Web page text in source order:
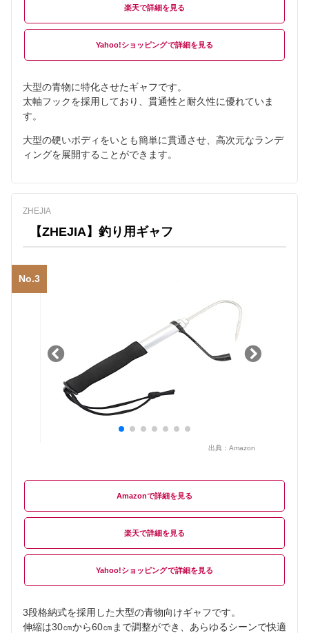
楽天
Yahoo!ショッピング
大型の青物に特化させたギャフです。
太軸フックを採用しており、貫通性と耐久性に優れていま
す。
大型の硬いボディをいとも簡単に貫通させ、高次元なランデ
ィングを展開することができます。
ZHEJIA
【ZHEJIA】釣り用ギャフ
No.3
出典： Amazon
Amazon
楽天
Yahoo!ショッピング
3段格納式を採用した大型の青物向けギャフです。
伸縮は30㎝から60㎝まで調整ができ、あらゆるシーンで快適